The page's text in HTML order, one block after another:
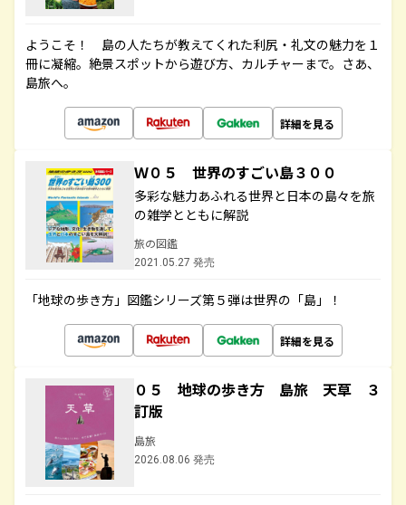
ようこそ！ 島の人たちが教えてくれた利尻・礼文の魅力を１
冊に凝縮。絶景スポットから遊び方、カルチャーまで。さあ、
島旅へ。
詳細を見る
Ｗ０５ 世界のすごい島３００
多彩な魅力あふれる世界と日本の島々を旅
の雑学とともに解説
旅の図鑑
2021.05.27 発売
「地球の歩き方」図鑑シリーズ第５弾は世界の「島」！
詳細を見る
０５ 地球の歩き方 島旅 天草 ３
訂版
島旅
2026.08.06 発売